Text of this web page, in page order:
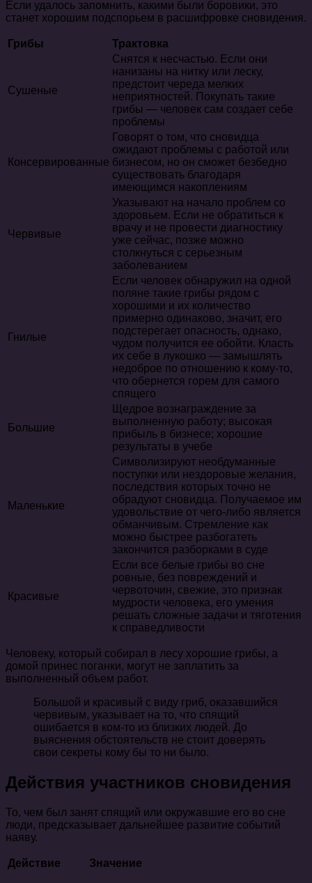
Если удалось запомнить, какими были боровики, это
станет хорошим подспорьем в расшифровке сновидения.
Грибы Трактовка
Сушеные
Снятся к несчастью. Если они
нанизаны на нитку или леску,
предстоит череда мелких
неприятностей. Покупать такие
грибы — человек сам создает себе
проблемы
Консервированные
Говорят о том, что сновидца
ожидают проблемы с работой или
бизнесом, но он сможет безбедно
существовать благодаря
имеющимся накоплениям
Червивые
Указывают на начало проблем со
здоровьем. Если не обратиться к
врачу и не провести диагностику
уже сейчас, позже можно
столкнуться с серьезным
заболеванием
Гнилые
Если человек обнаружил на одной
поляне такие грибы рядом с
хорошими и их количество
примерно одинаково, значит, его
подстерегает опасность, однако,
чудом получится ее обойти. Класть
их себе в лукошко — замышлять
недоброе по отношению к кому-то,
что обернется горем для самого
спящего
Большие
Щедрое вознаграждение за
выполненную работу; высокая
прибыль в бизнесе; хорошие
результаты в учебе
Маленькие
Символизируют необдуманные
поступки или нездоровые желания,
последствия которых точно не
обрадуют сновидца. Получаемое им
удовольствие от чего-либо является
обманчивым. Стремление как
можно быстрее разбогатеть
закончится разборками в суде
Красивые
Если все белые грибы во сне
ровные, без повреждений и
червоточин, свежие, это признак
мудрости человека, его умения
решать сложные задачи и тяготения
к справедливости
Человеку, который собирал в лесу хорошие грибы, а
домой принес поганки, могут не заплатить за
выполненный объем работ.
Большой и красивый с виду гриб, оказавшийся
червивым, указывает на то, что спящий
ошибается в ком-то из близких людей. До
выяснения обстоятельств не стоит доверять
свои секреты кому бы то ни было.
Действия участников сновидения
То, чем был занят спящий или окружавшие его во сне
люди, предсказывает дальнейшее развитие событий
наяву.
Действие Значение